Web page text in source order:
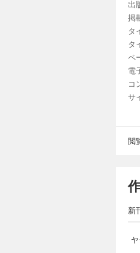
出
掲
タ
タ
ペ
電
コ
サ
閲
新